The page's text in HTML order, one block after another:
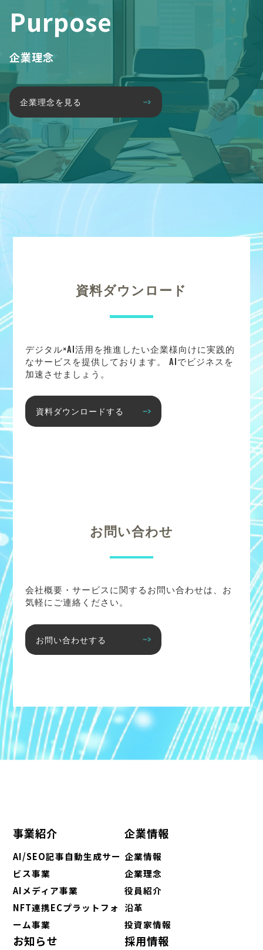
Purpose
企業理念
企業理念を見る
資料ダウンロード
デジタル×AI活用を推進したい企業様向けに実践的
なサービスを提供しております。 AIでビジネスを
加速させましょう。
資料ダウンロードする
お問い合わせ
会社概要・サービスに関するお問い合わせは、お
気軽にご連絡ください。
お問い合わせする
事業紹介
AI/SEO記事自動生成サー
ビス事業
AIメディア事業
NFT連携ECプラットフォ
ーム事業
企業情報
企業情報
企業理念
役員紹介
沿革
投資家情報
お知らせ 採用情報